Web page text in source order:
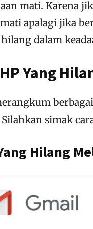
mati. Karena
apalagi jika
dalam
Yang
simak
Hilang